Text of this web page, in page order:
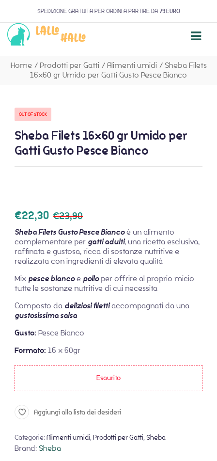
SPEDIZIONE GRATUITA PER ORDINI A PARTIRE DA 79 EURO
Home / Prodotti per Gatti / Alimenti umidi / Sheba Filets
16×60 gr Umido per Gatti Gusto Pesce Bianco
OUT OF STOCK
Sheba Filets 16×60 gr Umido per
Gatti Gusto Pesce Bianco
€23,90
€22,30
Sheba Filets Gusto Pesce Biancoè un alimento
complementare per gatti adulti, una ricetta esclusiva,
raffinata e gustosa, ricca di sostanze nutritive e
realizzata con ingredienti di elevata qualità
Mix pesce biancoe polloper offrire al proprio micio
tutte le sostanze nutritive di cui necessita
Composto da deliziosi filettiaccompagnati da una
gustosissima salsa
Gusto: Pesce Bianco
Formato: 16 x 60gr
Esaurito
Aggiungi alla lista dei desideri
Categorie: Alimenti umidi, Prodotti per Gatti, Sheba
Brand:Sheba